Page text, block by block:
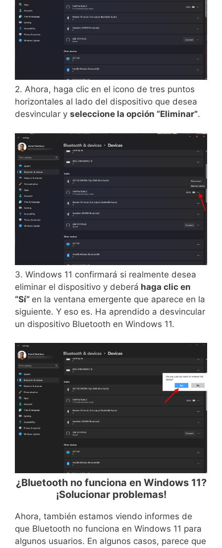
2. Ahora, haga clic en el icono de tres puntos
horizontales al lado del dispositivo que desea
desvincular y seleccione la opción “Eliminar”.
3. Windows 11 confirmará si realmente desea
eliminar el dispositivo y deberá haga clic en
“Sí” en la ventana emergente que aparece en la
siguiente. Y eso es. Ha aprendido a desvincular
un dispositivo Bluetooth en Windows 11.
¿Bluetooth no funciona en Windows 11?
¡Solucionar problemas!
Ahora, también estamos viendo informes de
que Bluetooth no funciona en Windows 11 para
algunos usuarios. En algunos casos, parece que